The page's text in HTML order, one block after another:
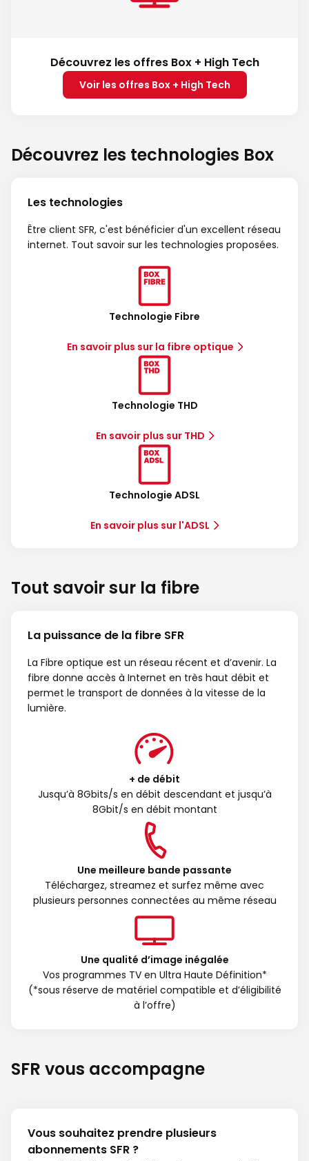
Découvrez les offres Box + High Tech
Voir les offres Box + High Tech
Découvrez les technologies Box
Les technologies
Être client SFR, c'est bénéficier d'un excellent réseau
internet. Tout savoir sur les technologies proposées.
Technologie Fibre
En savoir plus sur la fibre optique
Technologie THD
En savoir plus sur THD
Technologie ADSL
En savoir plus sur l'ADSL
Tout savoir sur la fibre
La puissance de la fibre SFR
La Fibre optique est un réseau récent et d’avenir. La
fibre donne accès à Internet en très haut débit et
permet le transport de données à la vitesse de la
lumière.
+ de débit
Jusqu’à 8Gbits/s en débit descendant et jusqu’à
8Gbit/s en débit montant
Une meilleure bande passante
Téléchargez, streamez et surfez même avec
plusieurs personnes connectées au même réseau
Une qualité d’image inégalée
Vos programmes TV en Ultra Haute Définition*
(*sous réserve de matériel compatible et d’éligibilité
à l’offre)
SFR vous accompagne
Vous souhaitez prendre plusieurs
abonnements SFR ?